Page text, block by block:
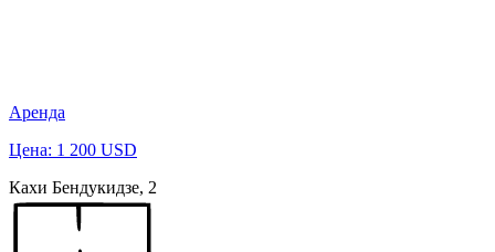
Аренда
Цена: 1 200 USD
Кахи Бендукидзе, 2